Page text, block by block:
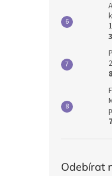
Odebírat